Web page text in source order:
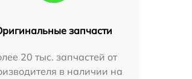
запчасти
20 тыс. запчастей от
в наличии на